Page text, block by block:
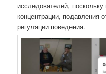
исследователей,
концентрации, подавления
регуляции поведения.